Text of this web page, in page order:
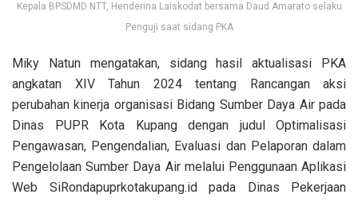
Kepala BPSDMD NTT, Henderina Laiskodat bersama Daud Amarato selaku
Penguji saat sidang PKA
Miky Natun mengatakan, sidang hasil aktualisasi PKA
angkatan XIV Tahun 2024 tentang Rancangan aksi
perubahan kinerja organisasi Bidang Sumber Daya Air pada
Dinas PUPR Kota Kupang dengan judul Optimalisasi
Pengawasan, Pengendalian, Evaluasi dan Pelaporan dalam
Pengelolaan Sumber Daya Air melalui Penggunaan Aplikasi
Web SiRondapuprkotakupang.id pada Dinas Pekerjaan